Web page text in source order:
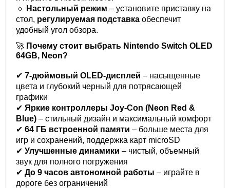
🔹
Настольный режим – установите приставку на
стол, регулируемая подставка обеспечит
удобный угол обзора.
🚀 Почему стоит выбрать Nintendo Switch OLED
64GB, Neon?
✔ 7-дюймовый OLED-дисплей – насыщенные
цвета и глубокий черный для потрясающей
графики
✔ Яркие контроллеры Joy-Con (Neon Red &
Blue) – стильный дизайн и максимальный комфорт
✔ 64 ГБ встроенной памяти – больше места для
игр и сохранений, поддержка карт microSD
✔ Улучшенные динамики – чистый, объемный
звук для полного погружения
✔ До 9 часов автономной работы – играйте в
дороге без ограничений